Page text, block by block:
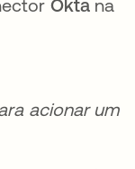
Oktana
acionar um